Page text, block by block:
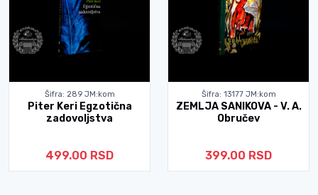
Šifra: 289 JM:kom
Piter Keri Egzotična
zadovoljstva
499.00 RSD
Šifra: 13177 JM:kom
ZEMLJA SANIKOVA - V. A.
Obručev
399.00 RSD